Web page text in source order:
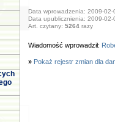
Data wprowadzenia: 2009-02-
Data upublicznienia: 2009-02-
Art. czytany: 5264razy
Wiadomość wprowadził:
» Pokaż rejestr zmian dla